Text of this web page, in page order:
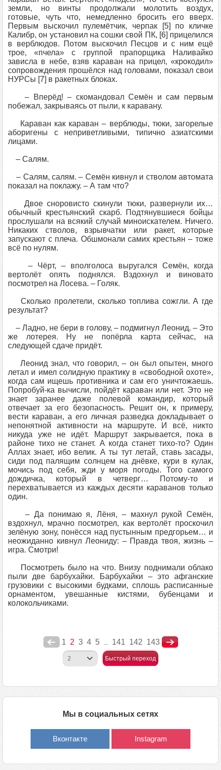
земли, но винты продолжали молотить воздух,
готовые, чуть что, немедленно бросить его вверх.
Первым выскочил пулемётчик, черпак [5] по кличке
Калибр, он установил на сошки свой ПК, [6] прицелился
в верблюдов. Потом выскочил Песцов и с ним ещё
трое, «пчела» с группой прапорщика Наливайко
зависла в небе, взяв караван на прицел, «крокодил»
сопровождения прошёлся над головами, показал свои
НУРСы [7] в ракетных блоках.
– Вперёд! – скомандовал Семён и сам первым
побежал, закрываясь от пыли, к каравану.
Караван как караван – верблюды, тюки, загорелые
аборигены с неприветливыми, типично азиатскими
лицами.
– Салям.
– Салям, салям. – Семён кивнул и стволом автомата
показал на поклажу. – А там что?
Двое сноровисто скинули тюки, развернули их…
обычный крестьянский скарб. Подтянувшиеся бойцы
прослушали на всякий случай миноискателем. Ничего.
Никаких стволов, взрывчатки или ракет, которые
запускают с плеча. Обшмонали самих крестьян – тоже
всё по нулям.
– Чёрт, – вполголоса выругался Семён, когда
вертолёт опять поднялся. Вздохнул и виновато
посмотрел на Лосева. – Голяк.
Сколько пролетели, сколько топлива сожгли. А где
результат?
– Ладно, не бери в голову, – подмигнул Леонид. – Это
же лотерея. Ну не попёрла карта сейчас, на
следующей сдаче придёт.
Леонид знал, что говорил, – он был опытен, много
летал и имел солидную практику в «свободной охоте»,
когда сам ищешь противника и сам его уничтожаешь.
Попробуй-ка вычисли, пойдёт караван или нет. Это не
знает заранее даже полевой командир, который
отвечает за его безопасность. Решит он, к примеру,
вести караван, а его личная разведка докладывает о
непонятной активности на маршруте. И всё, никто
никуда уже не идёт. Маршрут закрывается, пока в
районе тихо не станет. А когда станет тихо-то? Один
Аллах знает, ибо велик. А ты тут летай, ставь засады,
сиди под палящим солнцем на днёвке, кури в кулак,
мочись под себя, жди у моря погоды. Того самого
дождичка, который в четверг… Потому-то и
перехватывается из каждых десяти караванов только
один.
– Да понимаю я, Лёня, – махнул рукой Семён,
вздохнул, мрачно посмотрел, как вертолёт проскочил
зелёную зону, понёсся над пустынным предгорьем… и
неожиданно кивнул Леониду: – Правда твоя, жизнь –
игра. Смотри!
Посмотреть было на что. Внизу поднимали облако
пыли две барбухайки. Барбухайки – это афганские
грузовики с высокими будками, сплошь расписанные
орнаментом, увешанные кистями, бубенцами и
колокольчиками.
1 2 3 4 5 ... 141 142 143
Быстрый переход
Мы в социальных сетях
Вконтакте Instagram